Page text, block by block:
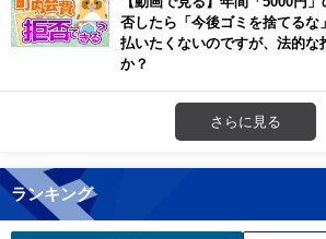
否したら「今後ゴミを捨てるな
払いたくないのですが、法的な
か？
さらに見る
ランキング